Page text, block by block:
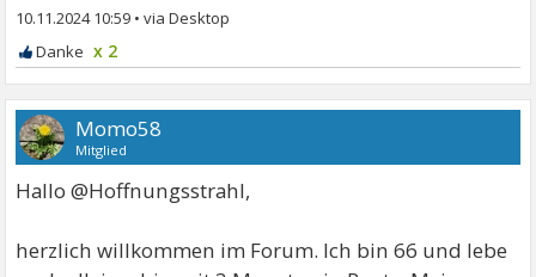
10.11.2024 10:59 •
x 2
Momo58
Mitglied
Hallo @Hoffnungsstrahl,
herzlich willkommen im Forum. Ich bin 66 und lebe